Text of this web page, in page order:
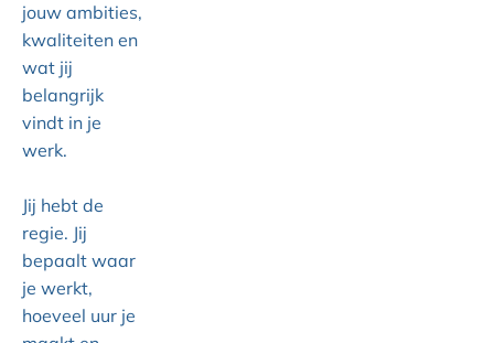
jouw ambities,
kwaliteiten en
wat jij
belangrijk
vindt in je
werk.
Jij hebt de
regie. Jij
bepaalt waar
je werkt,
hoeveel uur je